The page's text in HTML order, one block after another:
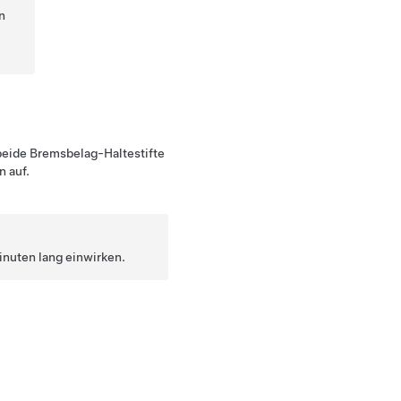
Bremsbelag-Haltestifte
auf.
lang einwirken.